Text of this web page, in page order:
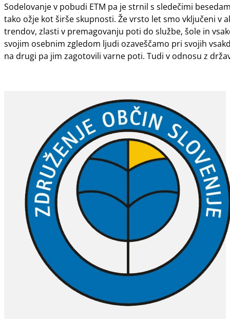
Sodelovanje v pobudi ETM pa je strnil s sledečimi
tako ožje kot širše skupnosti. Že vrsto let smo vključeni v
trendov, zlasti v premagovanju poti do službe, šole in
svojim osebnim zgledom ljudi ozaveščamo pri svojih
na drugi pa jim zagotovili varne poti. Tudi v odnosu z